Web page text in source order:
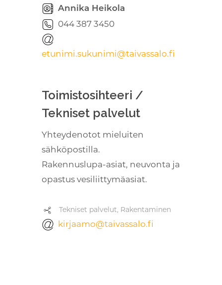
Annika Heikola
044 387 3450
etunimi.sukunimi@taivassalo.fi
Toimistosihteeri /
Tekniset palvelut
Yhteydenotot mieluiten
sähköpostilla.
Rakennuslupa-asiat, neuvonta ja
opastus vesiliittymäasiat.
Tekniset palvelut, Rakentaminen
kirjaamo@taivassalo.fi